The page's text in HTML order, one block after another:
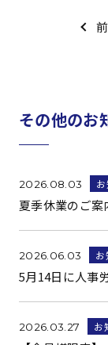
その他のお
2026.08.03
夏季休業のご案
2026.06.03 お
5月14日に人事
2026.03.27 お